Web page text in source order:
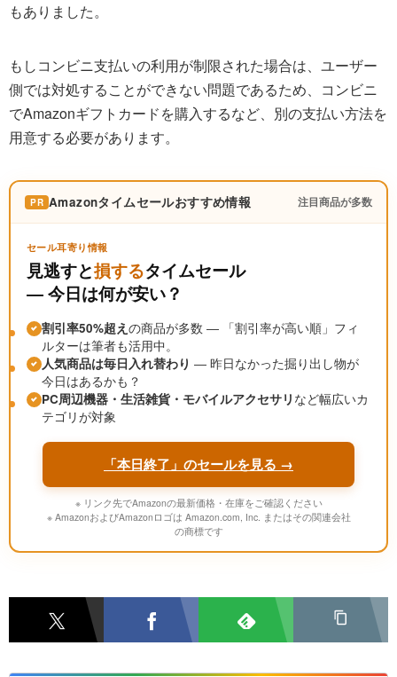
もありました。
もしコンビニ支払いの利用が制限された場合は、ユーザー
側では対処することができない問題であるため、コンビニ
でAmazonギフトカードを購入するなど、別の支払い方法を
用意する必要があります。
PR Amazonタイムセールおすすめ情報 注目商品が多数
セール耳寄り情報
見逃すと損するタイムセール
― 今日は何が安い？
割引率50%超え の商品が多数 ― 「割引率が高い順」フィ
ルターは筆者も活用中。
人気商品は毎日入れ替わり ― 昨日なかった掘り出し物が
今日はあるかも？
PC周辺機器・生活雑貨・モバイルアクセサリ など幅広いカ
テゴリが対象
「本日終了」のセールを見る →
※ リンク先でAmazonの最新価格・在庫をご確認ください
※ AmazonおよびAmazonロゴは Amazon.com, Inc. またはその関連会社
の商標です